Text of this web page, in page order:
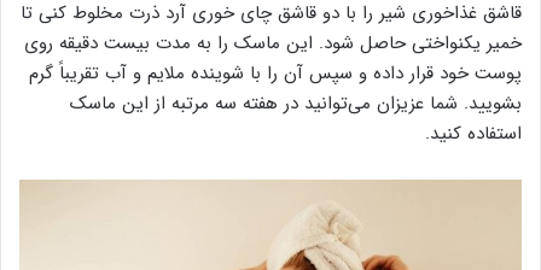
قاشق غذاخوری شیر را با دو قاشق چای خوری آرد ذرت مخلوط کنی تا
خمیر یکنواختی حاصل شود. این ماسک را به مدت بیست دقیقه روی
پوست خود قرار داده و سپس آن را با شوینده ملایم و آب تقریباً گرم
بشویید. شما عزیزان می‌توانید در هفته سه مرتبه از این ماسک
استفاده کنید.